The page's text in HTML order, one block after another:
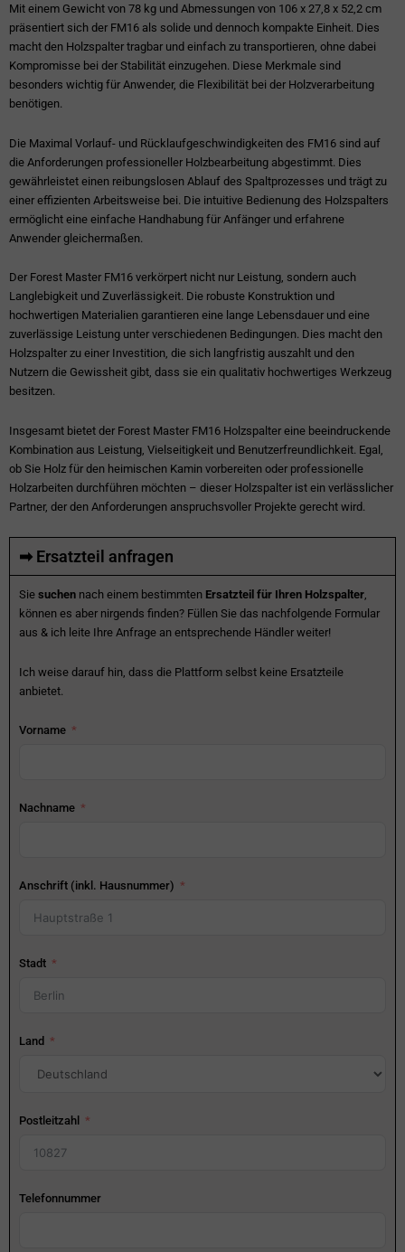
Mit einem Gewicht von 78 kg und Abmessungen von 106 x 27,8 x 52,2 cm
präsentiert sich der FM16 als solide und dennoch kompakte Einheit. Dies
macht den Holzspalter tragbar und einfach zu transportieren, ohne dabei
Kompromisse bei der Stabilität einzugehen. Diese Merkmale sind
besonders wichtig für Anwender, die Flexibilität bei der Holzverarbeitung
benötigen.
Die Maximal Vorlauf- und Rücklaufgeschwindigkeiten des FM16 sind auf
die Anforderungen professioneller Holzbearbeitung abgestimmt. Dies
gewährleistet einen reibungslosen Ablauf des Spaltprozesses und trägt zu
einer effizienten Arbeitsweise bei. Die intuitive Bedienung des Holzspalters
ermöglicht eine einfache Handhabung für Anfänger und erfahrene
Anwender gleichermaßen.
Der Forest Master FM16 verkörpert nicht nur Leistung, sondern auch
Langlebigkeit und Zuverlässigkeit. Die robuste Konstruktion und
hochwertigen Materialien garantieren eine lange Lebensdauer und eine
zuverlässige Leistung unter verschiedenen Bedingungen. Dies macht den
Holzspalter zu einer Investition, die sich langfristig auszahlt und den
Nutzern die Gewissheit gibt, dass sie ein qualitativ hochwertiges Werkzeug
besitzen.
Insgesamt bietet der Forest Master FM16 Holzspalter eine beeindruckende
Kombination aus Leistung, Vielseitigkeit und Benutzerfreundlichkeit. Egal,
ob Sie Holz für den heimischen Kamin vorbereiten oder professionelle
Holzarbeiten durchführen möchten – dieser Holzspalter ist ein verlässlicher
Partner, der den Anforderungen anspruchsvoller Projekte gerecht wird.
➡ Ersatzteil anfragen
Sie suchen nach einem bestimmten Ersatzteil für Ihren Holzspalter
können es aber nirgends finden? Füllen Sie das nachfolgende Formular
aus & ich leite Ihre Anfrage an entsprechende Händler weiter!
Ich weise darauf hin, dass die Plattform selbst keine Ersatzteile
anbietet.
Vorname
Nachname
Anschrift (inkl. Hausnummer)
Stadt
Land
Postleitzahl
Telefonnummer